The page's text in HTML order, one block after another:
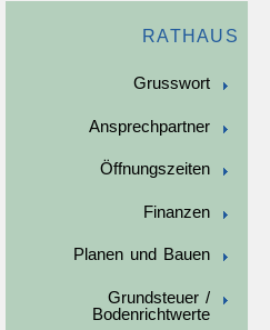
RATHAUS
Grusswort
Ansprechpartner
Öffnungszeiten
Finanzen
Planen und Bauen
Grundsteuer /
Bodenrichtwerte